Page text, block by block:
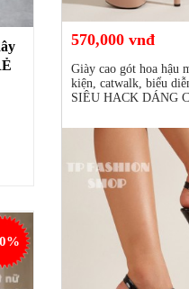
570,000 vnđ
Giày cao gót hoa hậu
kiện, catwalk, biểu
SIÊU HACK DÁNG